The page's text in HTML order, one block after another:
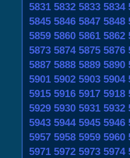
5831 5832 5833 5834
5845 5846 5847 5848
5859 5860 5861 5862
5873 5874 5875 5876
5887 5888 5889 5890
5901 5902 5903 5904
5915 5916 5917 5918
5929 5930 5931 5932
5943 5944 5945 5946
5957 5958 5959 5960
5971 5972 5973 5974